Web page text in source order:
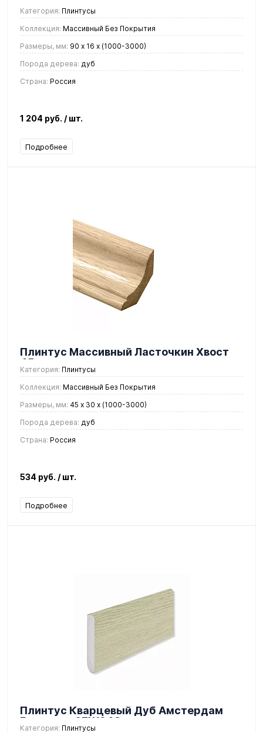
Категория: Плинтусы
Коллекция: Массивный Без Покрытия
Размеры, мм: 90 x 16 х (1000-3000)
Порода дерева: дуб
Страна: Россия
1 204 руб. / шт.
Подробнее
Плинтус Массивный Ласточкин Хвост
45 мм.
Категория: Плинтусы
Коллекция: Массивный Без Покрытия
Размеры, мм: 45 x 30 х (1000-3000)
Порода дерева: дуб
Страна: Россия
534 руб. / шт.
Подробнее
Плинтус Кварцевый Дуб Амстердам
Градиент 67W948
Категория: Плинтусы